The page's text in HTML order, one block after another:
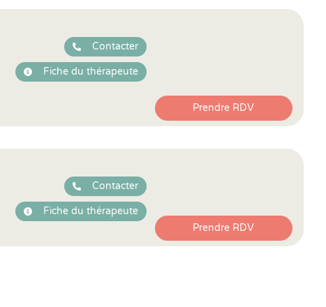
Contacter
Fiche du thérapeute
Prendre RDV
Contacter
Fiche du thérapeute
Prendre RDV